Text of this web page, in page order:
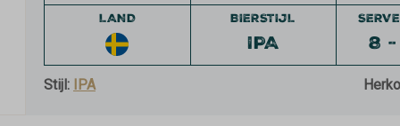
LAND BIERSTIJL
IPA 8 -
Stijl: IPA